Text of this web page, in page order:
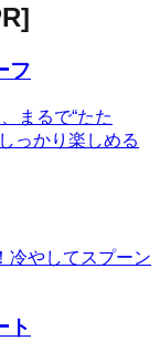
フ
まるで“たた
っかり楽しめる
冷やしてスプーン
ト